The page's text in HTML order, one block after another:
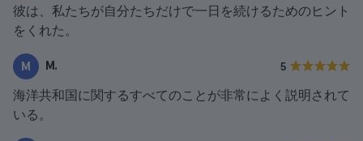
彼は、私たちが自分たちだけで一日を続けるためのヒント
をくれた。
M M. 5
海洋共和国に関するすべてのことが非常によく説明されて
いる。